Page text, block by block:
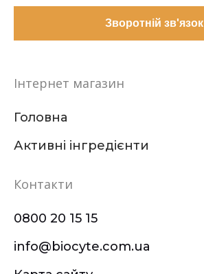
Зворотній зв'язок
Інтернет магазин
Головна
Активні інгредієнти
Контакти
0800 20 15 15
info@biocyte.com.ua